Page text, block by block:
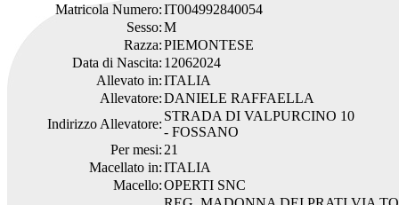
Matricola Numero:IT004992840054
Sesso:M
Razza:PIEMONTESE
Data di Nascita: 12062024
Allevato in:ITALIA
Allevatore:DANIELE RAFFAELLA
Indirizzo Allevatore:
STRADA DI VALPURCINO 10
- FOSSANO
Per mesi: 21
Macellato in:ITALIA
Macello:OPERTI SNC